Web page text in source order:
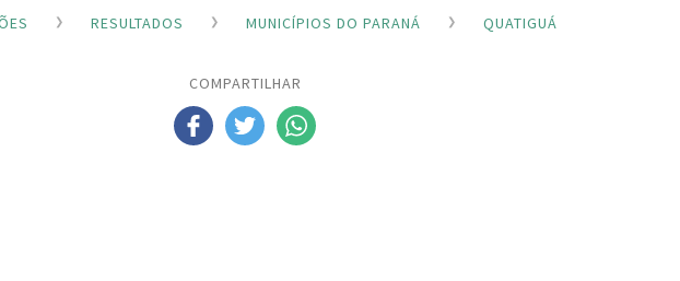
RESULTADOS MUNICÍPIOS DO PARANÁ QUATIGUÁ
COMPARTILHAR